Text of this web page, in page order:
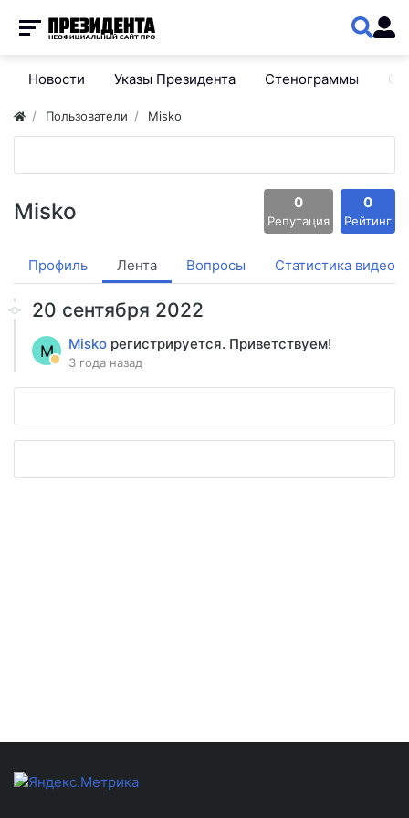
Новости Указы Президента Стенограммы
Пользователи Misko
Misko 0
Репутация
0
Рейтинг
Профиль Лента Вопросы Статистика видео
20 сентября 2022
M Misko регистрируется. Приветствуем!
3 года назад